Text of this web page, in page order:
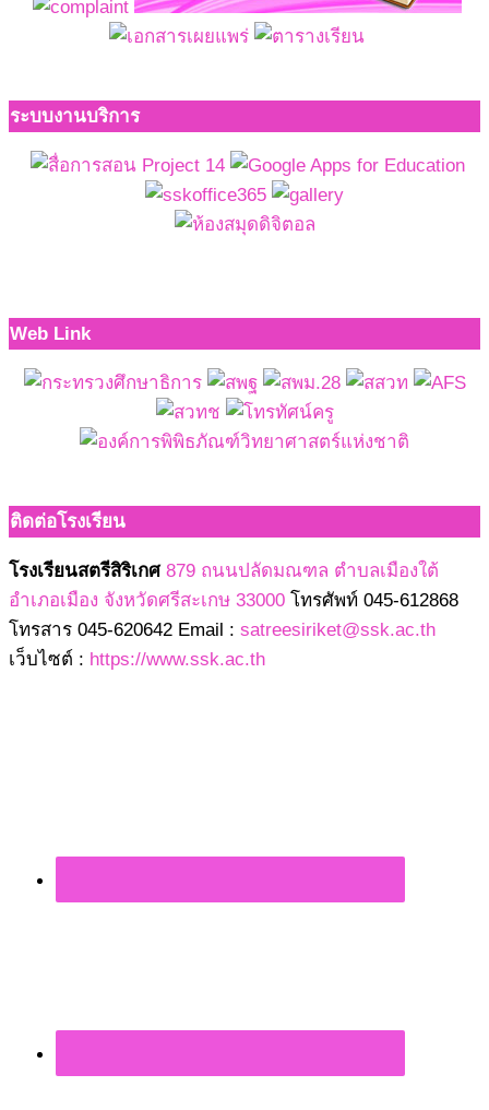
ระบบงานบริการ
Web Link
ติดต่อโรงเรียน
โรงเรียนสตรีสิริเกศ 879 ถนนปลัดมณฑล ตำบลเมืองใต้
อำเภอเมือง จังหวัดศรีสะเกษ 33000 โทรศัพท์ 045-612868
โทรสาร 045-620642 Email : satreesiriket@ssk.ac.th
เว็บไซต์ : https://www.ssk.ac.th